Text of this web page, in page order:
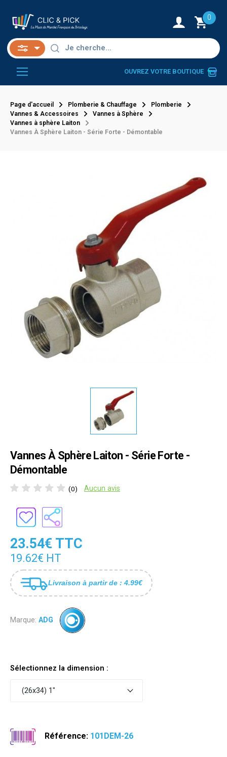
0
OUVREZ VOTRE BOUTIQUE
Page d'accueil Plomberie & Chauffage
Plomberie
Vannes & Accessoires
Vannes à Sphère
Vannes à sphère Laiton
Vannes À Sphère Laiton - Série Forte - Démontable
Vannes À Sphère Laiton - Série Forte -
Démontable
(0) Aucun avis
23.54€ TTC
19.62€ HT
Livraison à partir de : 4.99€
Marque: ADG
Sélectionnez la dimension :
(26x34) 1"
Référence: 101DEM-26